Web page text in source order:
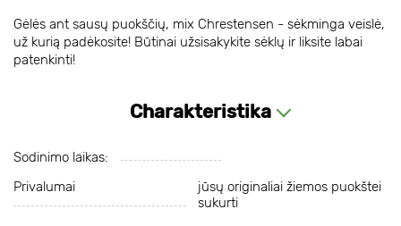
Gėlės ant sausų puokščių, mix Chrestensen - sėkminga veislė,
už kurią padėkosite! Būtinai užsisakykite sėklų ir liksite labai
patenkinti!
Charakteristika
Sodinimo laikas:
Privalumai
jūsų originaliai žiemos puokštei
sukurti